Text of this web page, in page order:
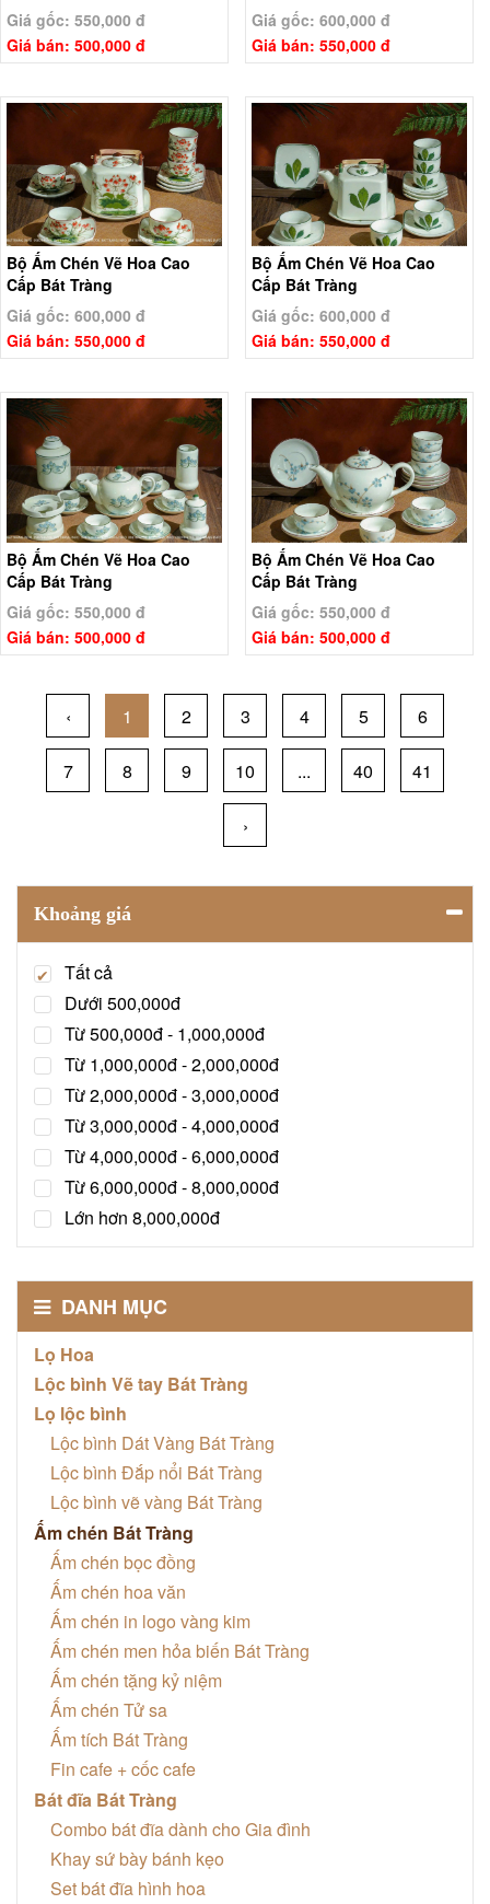
Giá gốc: 550,000 đ
Giá bán: 500,000 đ
Giá gốc: 600,000 đ
Giá bán: 550,000 đ
Bộ Ấm Chén Vẽ Hoa Cao
Cấp Bát Tràng
Giá gốc: 600,000 đ
Giá bán: 550,000 đ
Bộ Ấm Chén Vẽ Hoa Cao
Cấp Bát Tràng
Giá gốc: 600,000 đ
Giá bán: 550,000 đ
Bộ Ấm Chén Vẽ Hoa Cao
Cấp Bát Tràng
Giá gốc: 550,000 đ
Giá bán: 500,000 đ
Bộ Ấm Chén Vẽ Hoa Cao
Cấp Bát Tràng
Giá gốc: 550,000 đ
Giá bán: 500,000 đ
‹ 1 2 3 4 5 6
7 8 9 10 ... 40 41
›
Khoảng giá
Tất cả
Dưới 500,000đ
Từ 500,000đ - 1,000,000đ
Từ 1,000,000đ - 2,000,000đ
Từ 2,000,000đ - 3,000,000đ
Từ 3,000,000đ - 4,000,000đ
Từ 4,000,000đ - 6,000,000đ
Từ 6,000,000đ - 8,000,000đ
Lớn hơn 8,000,000đ
DANH MỤC
Lọ Hoa
Lộc bình Vẽ tay Bát Tràng
Lọ lộc bình
Lộc bình Dát Vàng Bát Tràng
Lộc bình Đắp nổi Bát Tràng
Lộc bình vẽ vàng Bát Tràng
Ấm chén Bát Tràng
Ấm chén bọc đồng
Ấm chén hoa văn
Ấm chén in logo vàng kim
Ấm chén men hỏa biến Bát Tràng
Ấm chén tặng kỷ niệm
Ấm chén Tử sa
Ấm tích Bát Tràng
Fin cafe + cốc cafe
Bát đĩa Bát Tràng
Combo bát đĩa dành cho Gia đình
Khay sứ bày bánh kẹo
Set bát đĩa hình hoa